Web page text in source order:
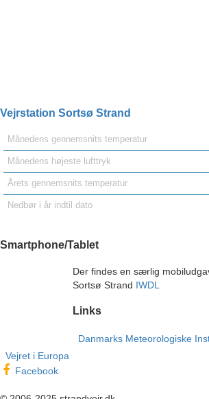
Vejrstation Sortsø Strand
Månedens gennemsnits temperatur
Månedens højeste lufttryk
Årets gennemsnits temperatur
Nedbør i år indtil dato
Smartphone/Tablet
Der findes en særlig
Sortsø Strand IWDL
Links
Danmarks Meteorologiske
Vejret i Europa
Facebook